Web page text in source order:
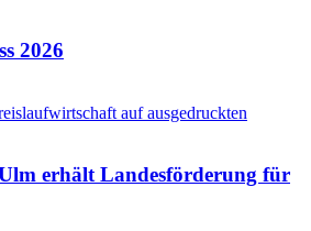
2026
erhält Landesförderung für